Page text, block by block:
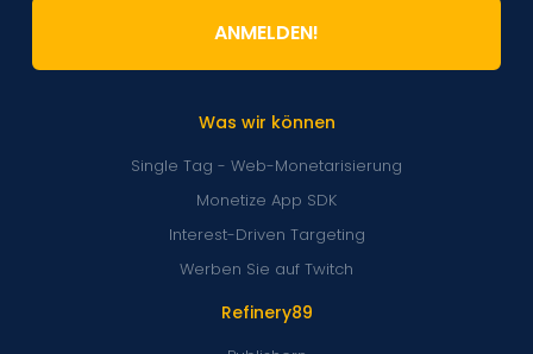
Refinery89
Was wir können
Single Tag - Web-Monetarisierung
Monetize App SDK
Interest-Driven Targeting
Werben Sie auf Twitch
ANMELDEN!